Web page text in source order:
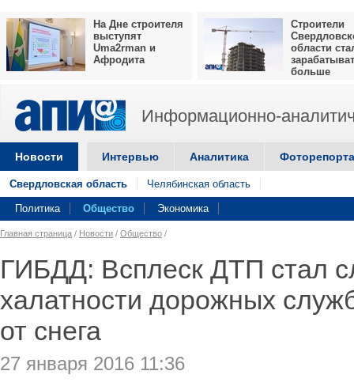
На Дне строителя
выступят
Uma2rman и
Афродита
Строители
области
больше
Информационно-
Новости Интервью Аналитика
Свердловская область Челябинская область
Политика Общество Экономика
Главная страница / Новости / Общество /
ГИБДД: Всплеск ДТП стал
халатности дорожных
от снега
27 января 2016 11:36